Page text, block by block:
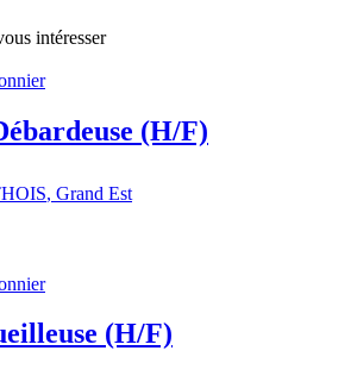
intéresser
(H/F)
, Grand Est
(H/F)